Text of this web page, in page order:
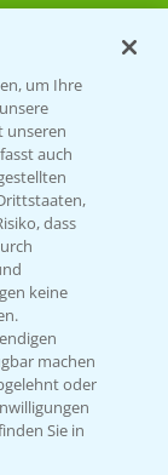
um Ihre
unseren
auch
dass
keine
machen
oder
Sie in